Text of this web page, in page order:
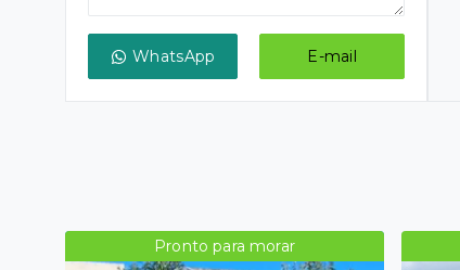
WhatsApp E-mail
Pronto para morar